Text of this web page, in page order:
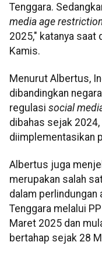
Tenggara.
media age
2025," katanya saat
Kamis.
Menurut Albertus,
dibandingkan
regulasi social
dibahas sejak
diimplementasikan
Albertus juga
merupakan salah
dalam perlindungan
Tenggara melalui
Maret 2025 dan
bertahap sejak 28